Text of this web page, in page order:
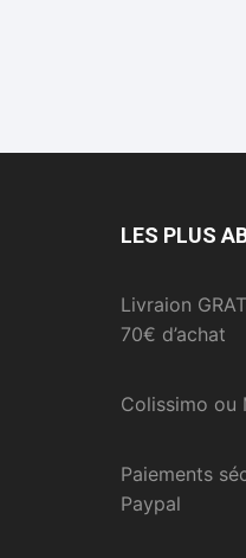
LES PLUS
Livraion
70€ d’achat
Colissimo ou
Paiements
Paypal